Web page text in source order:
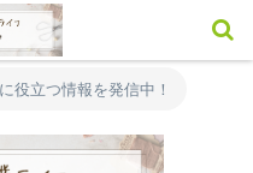
役立つ情報を発信中！